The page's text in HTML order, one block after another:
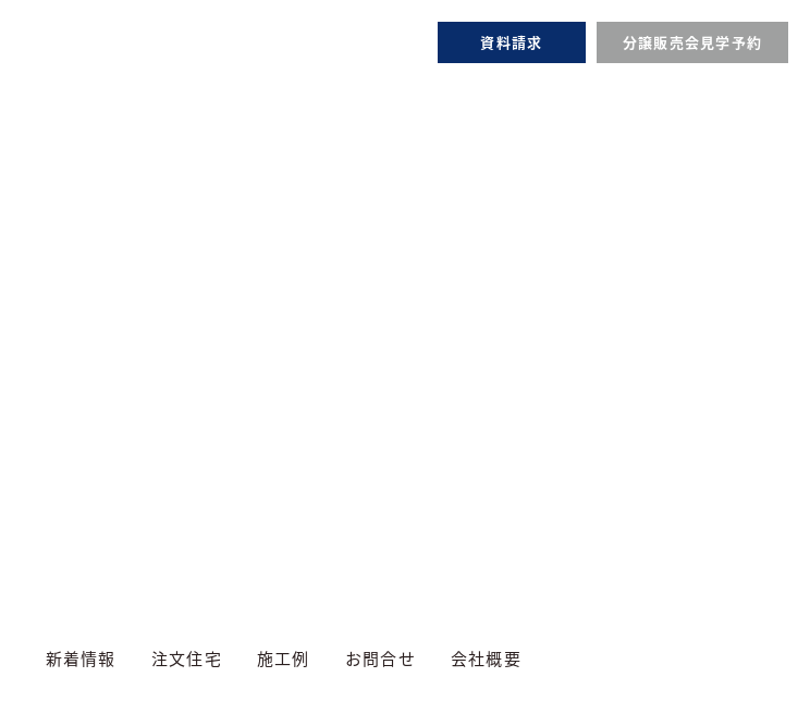
資料請求 分譲販売会見学予約
新着情報 注文住宅 施工例 お問合せ 会社概要